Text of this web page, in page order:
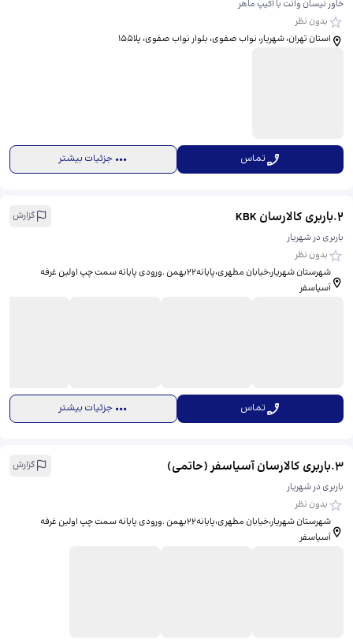
خاور نیسان وانت با اکیپ ماهر
بدون نظر
استان تهران، شهریار، نواب صفوی، بلوار نواب صفوی، ​پلا۱۵۵
تماس جزئیات بیشتر
2
.باربری کالارسان KBK
گزارش
باربری در شهریار
بدون نظر
شهرستان شهریار،خیابان مطهری،پایانه۲۲بهمن .ورودی پایانه سمت چپ اولین غرفه
آسیاسفر
تماس جزئیات بیشتر
3
.باربری کالارسان آسیاسفر (حاتمی)
گزارش
باربری در شهریار
بدون نظر
شهرستان شهریار،خیابان مطهری،پایانه۲۲بهمن .ورودی پایانه سمت چپ اولین غرفه
آسیاسفر